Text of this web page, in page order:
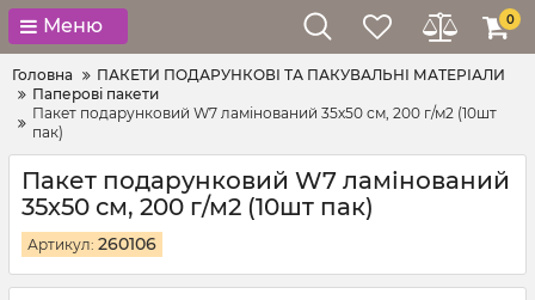
Меню 0
Головна
ПАКЕТИ ПОДАРУНКОВІ ТА ПАКУВАЛЬНІ МАТЕРІАЛИ
Паперові пакети
Пакет подарунковий W7 ламінований 35х50 см, 200 г/м2 (10шт
пак)
Пакет подарунковий W7 ламінований
35х50 см, 200 г/м2 (10шт пак)
Артикул: 260106